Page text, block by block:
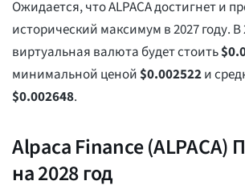
Ожидается, что ALPACA достигнет и
исторический максимум в 2027 году. В
виртуальная валюта будет стоить$
минимальной ценой$0.002522и
$0.002648.
Alpaca Finance (ALPACA)
на 2028 год